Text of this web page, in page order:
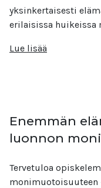
yksinkertaisesti
erilaisissa huikeissa
Lue lisää
Enemmän
luonnon
Tervetuloa
monimuotoisuuteen